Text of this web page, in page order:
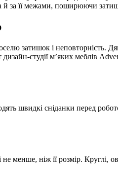
й за її межами, поширюючи
затишок і неповторність.
студії м’яких меблів
швидкі сніданки перед
менше, ніж її розмір. Круглі,